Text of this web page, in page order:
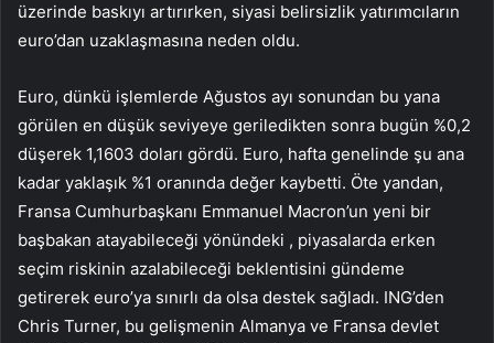
üzerinde baskıyı artırırken, siyasi belirsizlik yatırımcıların
euro’dan uzaklaşmasına neden oldu.
Euro, dünkü işlemlerde Ağustos ayı sonundan bu yana
görülen en düşük seviyeye geriledikten sonra bugün %0,2
düşerek 1,1603 doları gördü. Euro, hafta genelinde şu ana
kadar yaklaşık %1 oranında değer kaybetti. Öte yandan,
Fransa Cumhurbaşkanı Emmanuel Macron’un yeni bir
başbakan atayabileceği yönündeki , piyasalarda erken
seçim riskinin azalabileceği beklentisini gündeme
getirerek euro’ya sınırlı da olsa destek sağladı. ING’den
Chris Turner, bu gelişmenin Almanya ve Fransa devlet